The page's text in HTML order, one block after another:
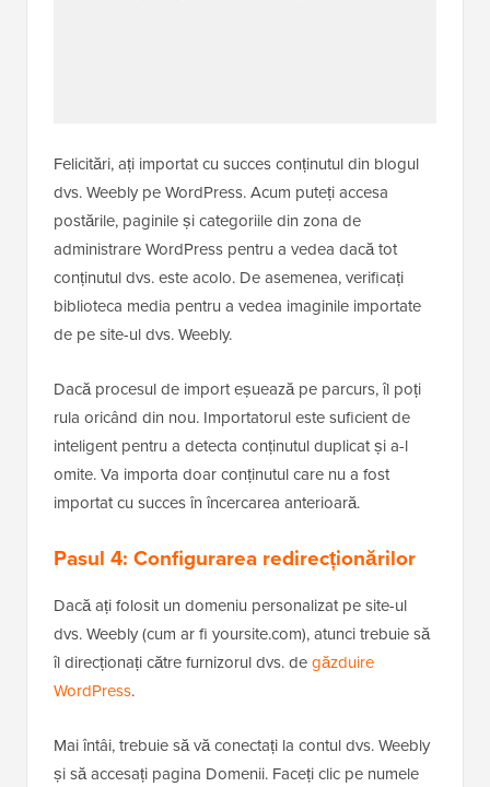
Felicitări, ați importat cu succes conținutul din blogul
dvs. Weebly pe WordPress. Acum puteți accesa
postările, paginile și categoriile din zona de
administrare WordPress pentru a vedea dacă tot
conținutul dvs. este acolo. De asemenea, verificați
biblioteca media pentru a vedea imaginile importate
de pe site-ul dvs. Weebly.
Dacă procesul de import eșuează pe parcurs, îl poți
rula oricând din nou. Importatorul este suficient de
inteligent pentru a detecta conținutul duplicat și a-l
omite. Va importa doar conținutul care nu a fost
importat cu succes în încercarea anterioară.
Pasul 4: Configurarea redirecționărilor
Dacă ați folosit un domeniu personalizat pe site-ul
dvs. Weebly (cum ar fi yoursite.com), atunci trebuie să
îl direcționați către furnizorul dvs. degăzduire
WordPress.
Mai întâi, trebuie să vă conectați la contul dvs. Weebly
și să accesați pagina Domenii. Faceți clic pe numele